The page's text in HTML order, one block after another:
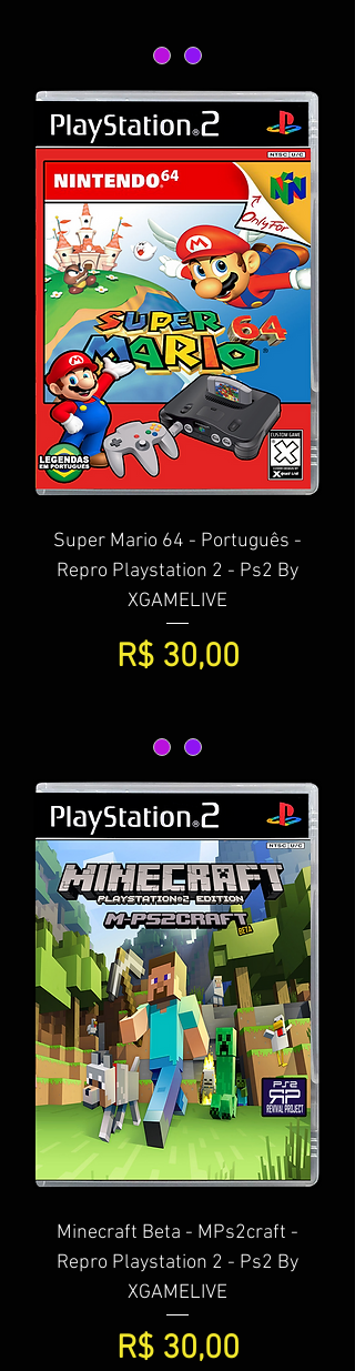
Super Mario 64 - Português -
Repro Playstation 2 - Ps2 By
XGAMELIVE
Preço
R$ 30,00
Minecraft Beta - MPs2craft -
Repro Playstation 2 - Ps2 By
XGAMELIVE
Preço
R$ 30,00